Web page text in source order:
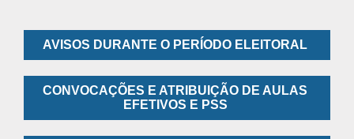
AVISOS DURANTE O PERÍODO ELEITORAL
CONVOCAÇÕES E ATRIBUIÇÃO DE AULAS
EFETIVOS E PSS